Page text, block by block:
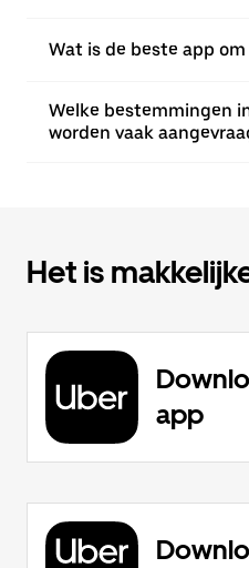
Wat is de beste app
Welke bestemmingen
worden vaak
Het is
app